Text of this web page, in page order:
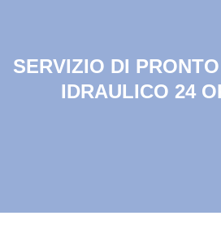
SERVIZIO DI
IDRAULICO 24